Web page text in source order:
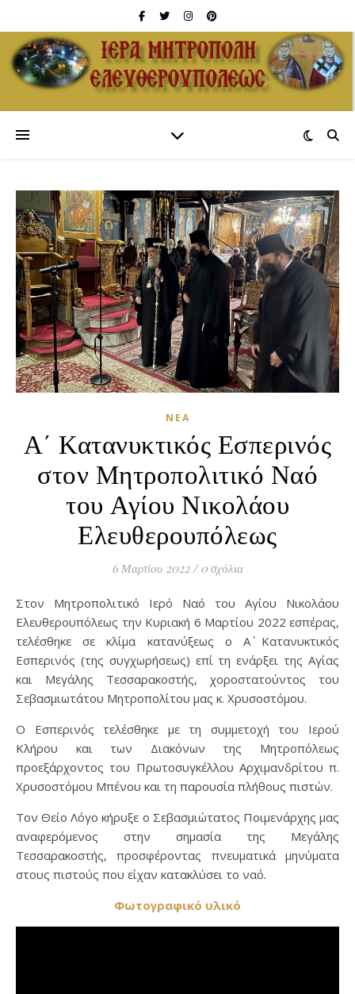
ΝΈΑ
Α΄ Κατανυκτικός Εσπερινός
στον Μητροπολιτικό Ναό
του Αγίου Νικολάου
Ελευθερουπόλεως
6 Μαρτίου 2022 / 0 σχόλια
Στον Μητροπολιτικό Ιερό Ναό του Αγίου Νικολάου
Ελευθερουπόλεως την Κυριακή 6 Μαρτίου 2022 εσπέρας,
τελέσθηκε σε κλίμα κατανύξεως ο Α΄ Κατανυκτικός
Εσπερινός (της συγχωρήσεως) επί τη ενάρξει της Αγίας
και Μεγάλης Τεσσαρακοστής, χοροστατούντος του
Σεβασμιωτάτου Μητροπολίτου μας κ. Χρυσοστόμου.
Ο Εσπερινός τελέσθηκε με τη συμμετοχή του Ιερού
Κλήρου και των Διακόνων της Μητροπόλεως
προεξάρχοντος του Πρωτοσυγκέλλου Αρχιμανδρίτου π.
Χρυσοστόμου Μπένου και τη παρουσία πλήθους πιστών.
Τον Θείο Λόγο κήρυξε ο Σεβασμιώτατος Ποιμενάρχης μας
αναφερόμενος στην σημασία της Μεγάλης
Τεσσαρακοστής, προσφέροντας πνευματικά μηνύματα
στους πιστούς που είχαν κατακλύσει το ναό.
Φωτογραφικό υλικό